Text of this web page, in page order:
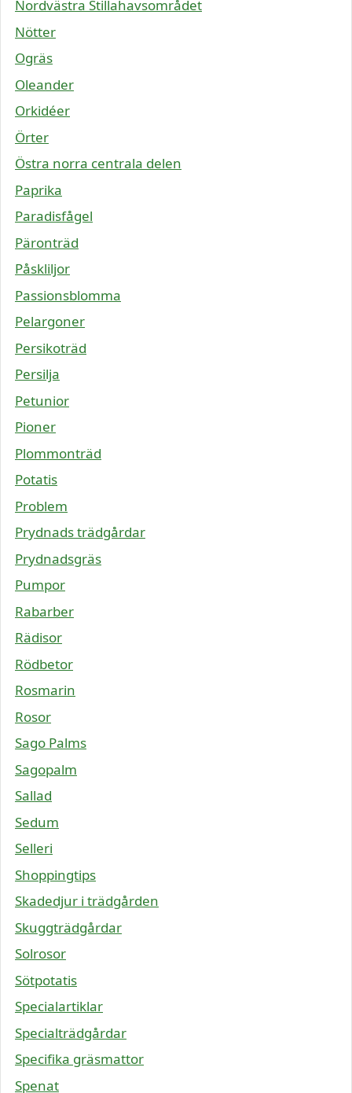
Nordvästra Stillahavsområdet
Nötter
Ogräs
Oleander
Orkidéer
Örter
Östra norra centrala delen
Paprika
Paradisfågel
Päronträd
Påskliljor
Passionsblomma
Pelargoner
Persikoträd
Persilja
Petunior
Pioner
Plommonträd
Potatis
Problem
Prydnads trädgårdar
Prydnadsgräs
Pumpor
Rabarber
Rädisor
Rödbetor
Rosmarin
Rosor
Sago Palms
Sagopalm
Sallad
Sedum
Selleri
Shoppingtips
Skadedjur i trädgården
Skuggträdgårdar
Solrosor
Sötpotatis
Specialartiklar
Specialträdgårdar
Specifika gräsmattor
Spenat